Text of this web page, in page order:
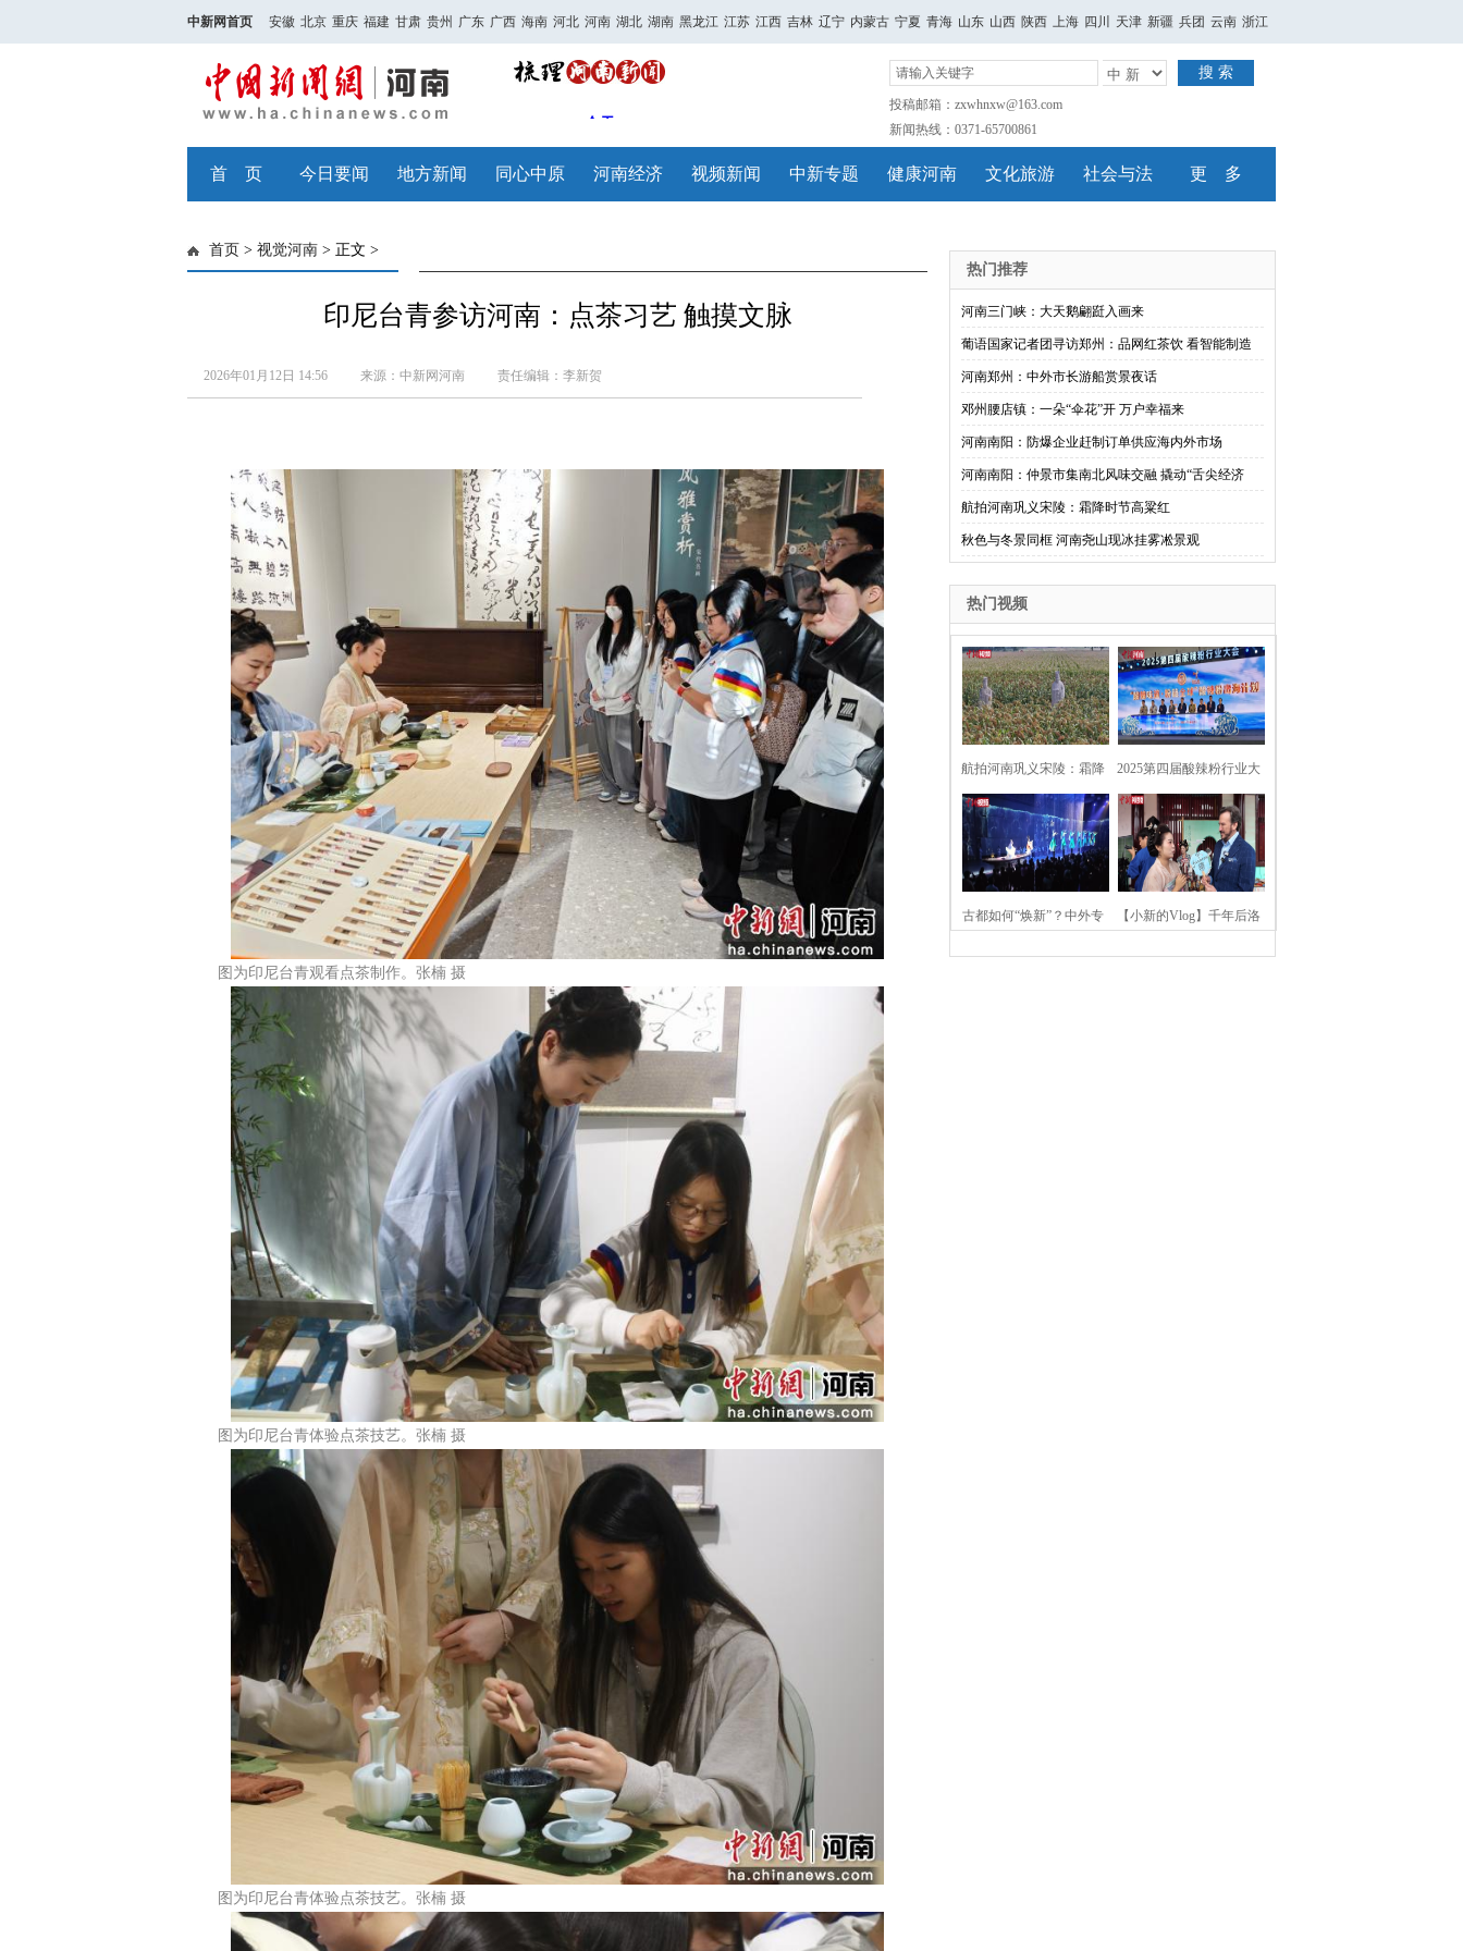
中新网首页 安徽 北京 重庆 福建 甘肃 贵州 广东 广西 海南 河北 河南 湖北 湖南 黑龙江 江苏 江西 吉林 辽宁 内蒙古 宁夏 青海 山东 山西 陕西 上海 四川 天津 新疆 兵团 云南 浙江
搜 索
投稿邮箱：zxwhnxw@163.com
新闻热线：0371-65700861
首 页 今日要闻 地方新闻 同心中原 河南经济 视频新闻 中新专题 健康河南 文化旅游 社会与法 更 多
首页 > 视觉河南 > 正文 >
印尼台青参访河南：点茶习艺 触摸文脉
2026年01月12日 14:56 来源：中新网河南 责任编辑：李新贺
图为印尼台青观看点茶制作。张楠 摄
图为印尼台青体验点茶技艺。张楠 摄
图为印尼台青体验点茶技艺。张楠 摄
热门推荐
河南三门峡：大天鹅翩跹入画来
葡语国家记者团寻访郑州：品网红茶饮 看智能制造
河南郑州：中外市长游船赏景夜话
邓州腰店镇：一朵“伞花”开 万户幸福来
河南南阳：防爆企业赶制订单供应海内外市场
河南南阳：仲景市集南北风味交融 撬动“舌尖经济
航拍河南巩义宋陵：霜降时节高粱红
秋色与冬景同框 河南尧山现冰挂雾凇景观
热门视频
航拍河南巩义宋陵：霜降
时节高粱红
2025第四届酸辣粉行业大
会在河南开封举行
古都如何“焕新”？中外专 【小新的Vlog】千年后洛